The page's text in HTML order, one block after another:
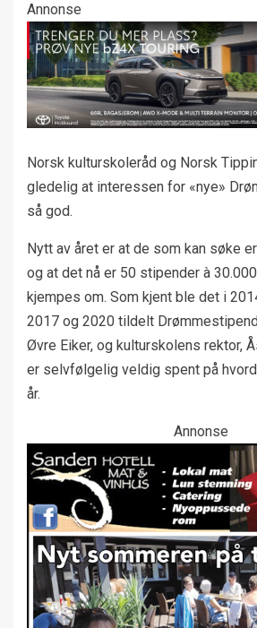
Annonse
Norsk kulturskoleråd og Norsk
gledelig at interessen for «nye»
så god.
Nytt av året er at de som kan søke
og at det nå er 50 stipender à
kjempes om. Som kjent ble det i
2017 og 2020 tildelt
Øvre Eiker, og kulturskolens rektor,
er selvfølgelig veldig spent på
år.
Annonse